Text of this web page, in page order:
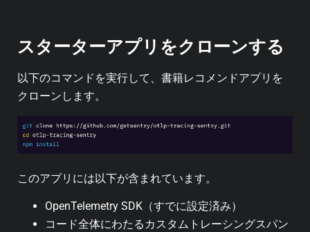
スターターアプリをクローンする
以下のコマンドを実行して、書籍レコメンドアプリを
クローンします。
このアプリには以下が含まれています。
OpenTelemetry SDK（すでに設定済み）
コード全体にわたるカスタムトレーシングスパン